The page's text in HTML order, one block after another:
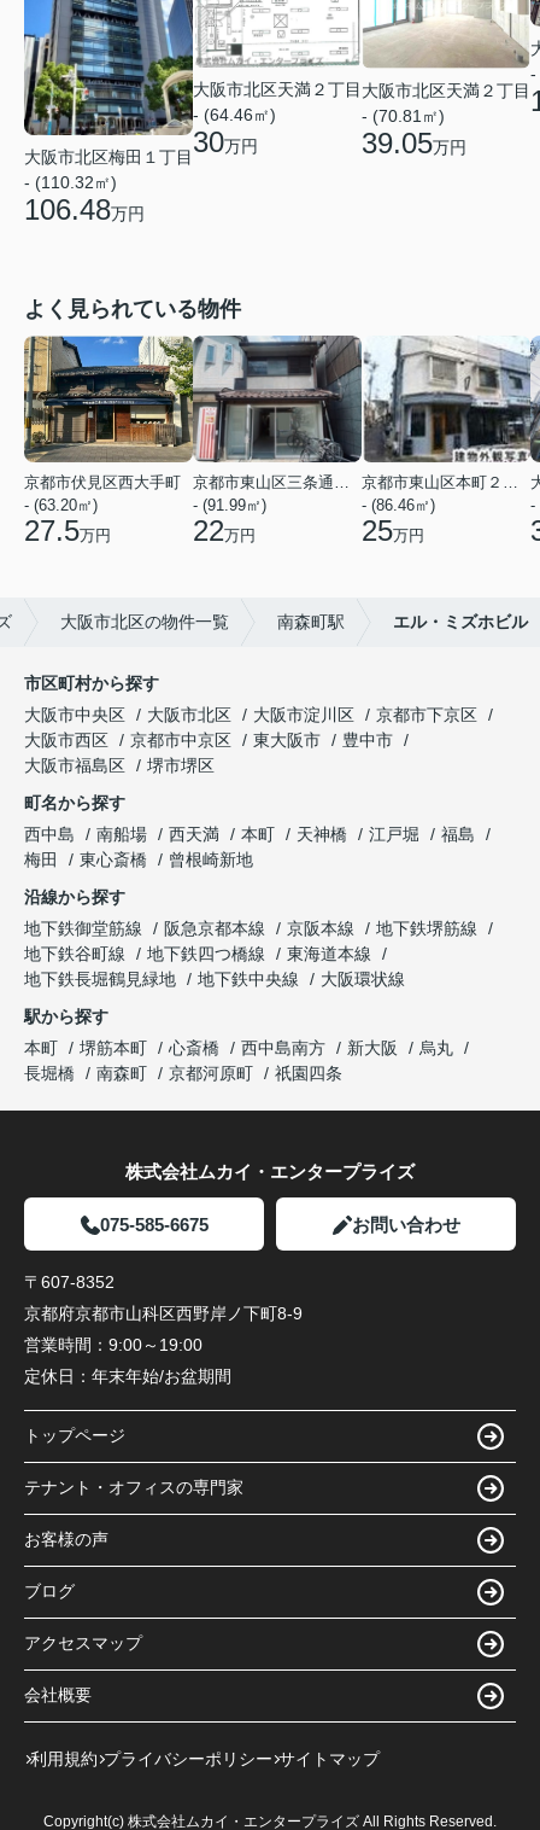
大阪市北区梅田１丁目
- (110.32㎡)
106.48万円
大阪市北区天満２丁目
- (64.46㎡)
30万円
大阪市北区天満２丁目
- (70.81㎡)
39.05万円
-
よく見られている物件
京都市伏見区西大手町
- (63.20㎡)
27.5万円
- (91.99㎡)
22万円
- (86.46㎡)
25万円
-
大阪市北区の物件一覧 南森町駅 エル・ミズホビル
市区町村から探す
大阪市中央区
大阪市北区 大阪市淀川区
京都市下京区
大阪市西区
京都市中京区 東大阪市
豊中市
大阪市福島区
堺市堺区
町名から探す
西中島
南船場 西天満 本町 天神橋 江戸堀
福島
梅田
東心斎橋
曾根崎新地
沿線から探す
地下鉄御堂筋線
阪急京都本線 京阪本線
地下鉄堺筋線
地下鉄谷町線
地下鉄四つ橋線
東海道本線
地下鉄長堀鶴見緑地
地下鉄中央線
大阪環状線
駅から探す
本町
堺筋本町 心斎橋 西中島南方 新大阪
烏丸
長堀橋
南森町 京都河原町 祇園四条
株式会社ムカイ・エンタープライズ
075-585-6675 お問い合わせ
〒607-8352
京都府京都市山科区西野岸ノ下町8-9
営業時間： 9:00～19:00
定休日： 年末年始/お盆期間
トップページ
テナント・オフィスの専門家
お客様の声
ブログ
アクセスマップ
会社概要
利用規約 プライバシーポリシー サイトマップ
Copyright(c) 株式会社ムカイ・エンタープライズ All Rights Reserved.